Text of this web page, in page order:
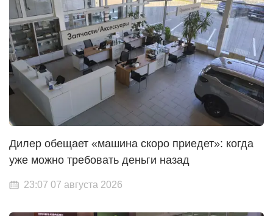
Дилер обещает «машина скоро приедет»: когда
уже можно требовать деньги назад
23:07 07 августа 2026